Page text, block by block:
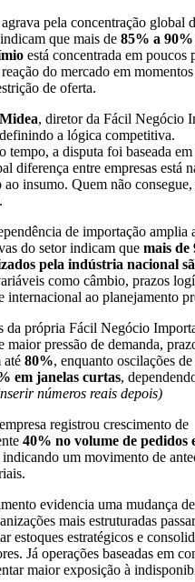
pela concentração global
que mais de 85% a
está concentrada em poucos
do mercado em
de oferta.
, diretor da Fácil Negócio
a lógica competitiva.
tempo, a disputa foi baseada
diferença entre empresas está
ao insumo. Quem não
de importação amplia
do setor indicam que mais de
pela indústria nacional
como câmbio, prazos
internacional ao planejamento
da própria Fácil Negócio
maior pressão de demanda,
até 80%, enquanto oscilações
em janelas curtas,
números reais depois)
registrou crescimento de
40% no volume de pedidos
indicando um movimento de
evidencia uma mudança
mais estruturadas
estoques estratégicos e
Já operações baseadas em
maior exposição à